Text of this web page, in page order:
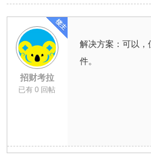
招财考拉
已有 0 回帖
解决方案：可以，
件。